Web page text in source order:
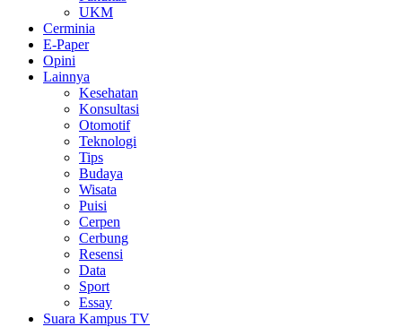
UKM
Cerminia
E-Paper
Opini
Lainnya
Kesehatan
Konsultasi
Otomotif
Teknologi
Tips
Budaya
Wisata
Puisi
Cerpen
Cerbung
Resensi
Data
Sport
Essay
Suara Kampus TV